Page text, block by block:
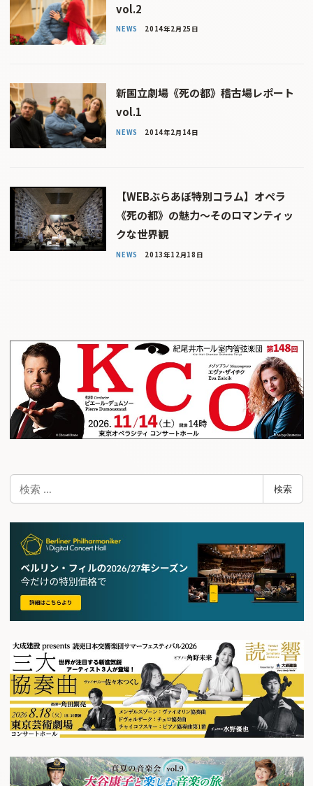
vol.2
NEWS 2014年2月25日
新国立劇場《死の都》稽古場レポート
vol.1
NEWS 2014年2月14日
【WEBぶらあぼ特別コラム】オペラ
《死の都》の魅力〜そのロマンティッ
クな世界観
NEWS 2013年12月18日
検
索
検索